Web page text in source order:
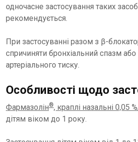
одночасне застосування таких
рекомендується.
При застосуванні разом з β-
спричиняти бронхіальний спазм
артеріального тиску.
Особливості щодо
Фармазолін®, краплі назальні 0,05 %
дітям віком до 1 року.